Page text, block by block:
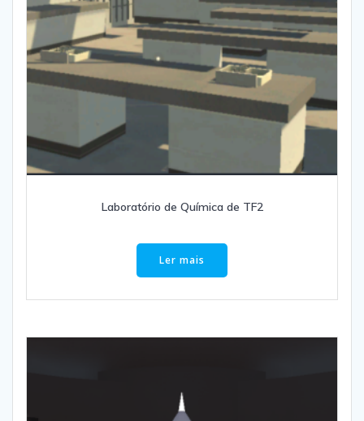
Laboratório de Química de TF2
Ler mais